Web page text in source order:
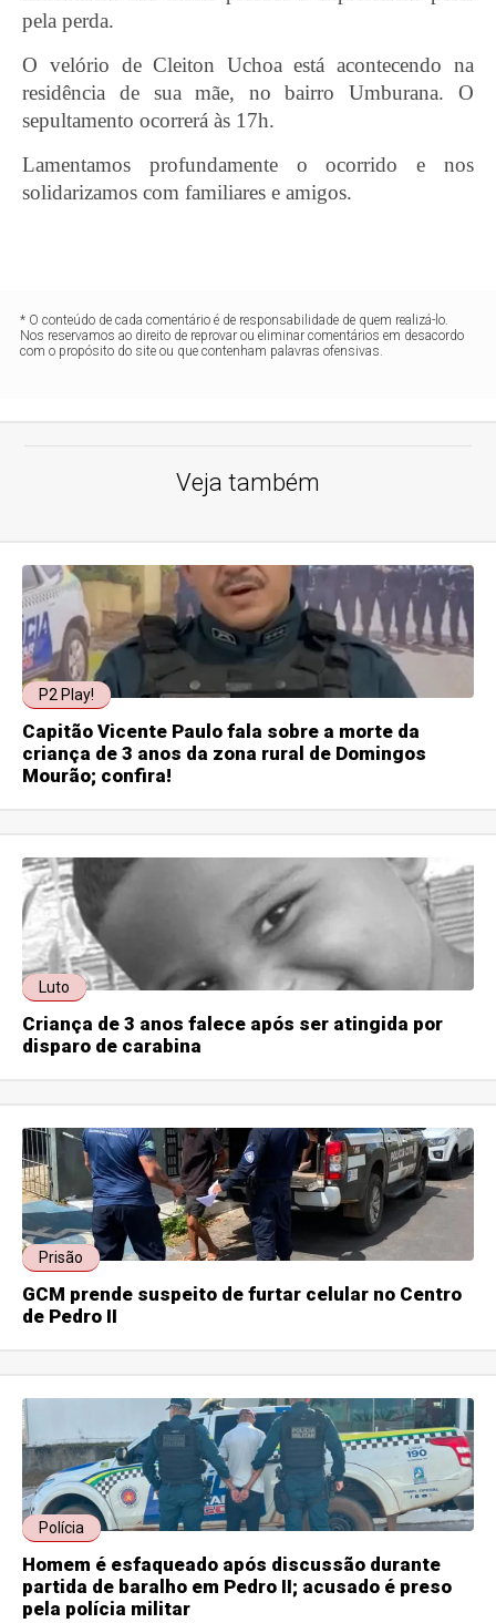
pela perda.
O velório de Cleiton Uchoa está acontecendo na
residência de sua mãe, no bairro Umburana. O
sepultamento ocorrerá às 17h.
Lamentamos profundamente o ocorrido e nos
solidarizamos com familiares e amigos.
* O conteúdo de cada comentário é de responsabilidade de quem realizá-lo.
Nos reservamos ao direito de reprovar ou eliminar comentários em desacordo
com o propósito do site ou que contenham palavras ofensivas.
Veja também
P2 Play!
Capitão Vicente Paulo fala sobre a morte da
criança de 3 anos da zona rural de Domingos
Mourão; confira!
Luto
Criança de 3 anos falece após ser atingida por
disparo de carabina
Prisão
GCM prende suspeito de furtar celular no Centro
de Pedro II
Polícia
Homem é esfaqueado após discussão durante
partida de baralho em Pedro II; acusado é preso
pela polícia militar